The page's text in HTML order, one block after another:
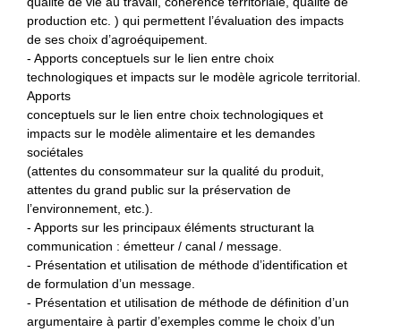
production etc. ) qui permettent l’évaluation des impacts
de ses choix d’agroéquipement.
- Apports conceptuels sur le lien entre choix
technologiques et impacts sur le modèle agricole territorial.
Apports
conceptuels sur le lien entre choix technologiques et
impacts sur le modèle alimentaire et les demandes
sociétales
(attentes du consommateur sur la qualité du produit,
attentes du grand public sur la préservation de
l’environnement, etc.).
- Apports sur les principaux éléments structurant la
communication : émetteur / canal / message.
- Présentation et utilisation de méthode d’identification et
de formulation d’un message.
- Présentation et utilisation de méthode de définition d’un
argumentaire à partir d’exemples comme le choix d’un